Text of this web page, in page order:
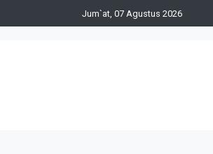
Jum`at, 07 Agustus 2026